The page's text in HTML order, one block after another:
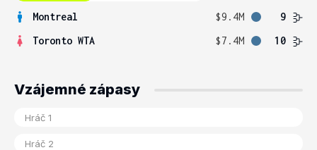
Montreal $9.4M
9
Toronto WTA
$7.4M 10
Vzájemné zápasy